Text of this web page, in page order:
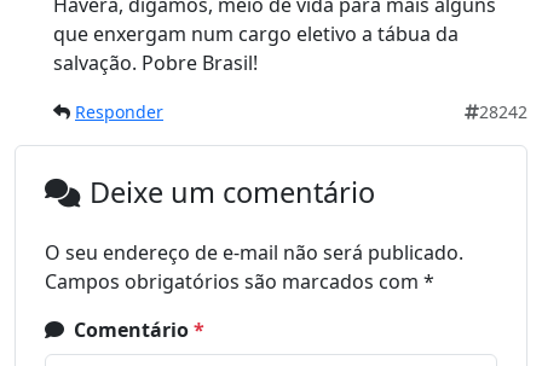
que enxergam num cargo eletivo a tábua da
salvação. Pobre Brasil!
Responder 28242
Deixe um comentário
O seu endereço de e-mail não será publicado.
Campos obrigatórios são marcados com *
Comentário*